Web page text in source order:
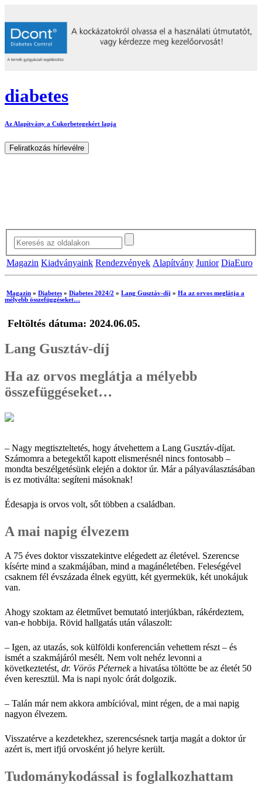
diabetes
Az Alapítvány a Cukorbetegekért lapja
Magazin Kiadványaink Rendezvények Alapítvány Junior DiaEuro
Magazin » Diabetes » Diabetes 2024/2 » Lang Gusztáv-díj » Ha az orvos meglátja a
mélyebb összefüggéseket…
Feltöltés dátuma: 2024.06.05.
Lang Gusztáv-díj
Ha az orvos meglátja a mélyebb
összefüggéseket…
– Nagy megtiszteltetés, hogy átvehettem a Lang Gusztáv-díjat.
Számomra a betegektől kapott elismerésnél nincs fontosabb –
mondta beszélgetésünk elején a doktor úr. Már a pályaválasztásában
is ez motiválta: segíteni másoknak!
Édesapja is orvos volt, sőt többen a családban.
A mai napig élvezem
A 75 éves doktor visszatekintve elégedett az életével. Szerencse
kísérte mind a szakmájában, mind a magánéletében. Feleségével
csaknem fél évszázada élnek együtt, két gyermekük, két unokájuk
van.
Ahogy szoktam az életművet bemutató interjúkban, rákérdeztem,
van-e hobbija. Rövid hallgatás után válaszolt:
– Igen, az utazás, sok külföldi konferencián vehettem részt – és
ismét a szakmájáról mesélt. Nem volt nehéz levonni a
következtetést, dr. Vörös Péterneka hivatása töltötte be az életét 50
éven keresztül. Ma is napi nyolc órát dolgozik.
– Talán már nem akkora ambícióval, mint régen, de a mai napig
nagyon élvezem.
Visszatérve a kezdetekhez, szerencsésnek tartja magát a doktor úr
azért is, mert ifjú orvosként jó helyre került.
Tudománykodással is foglalkozhattam